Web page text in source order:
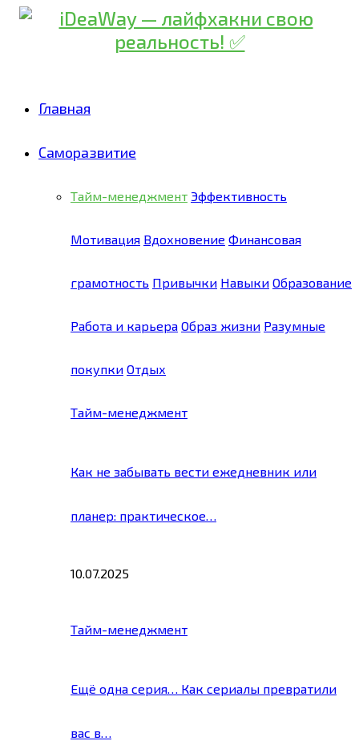
Главная
Саморазвитие
Тайм-менеджмент Эффективность
Мотивация Вдохновение Финансовая
грамотность Привычки Навыки Образование
Работа и карьера Образ жизни Разумные
покупки Отдых
Тайм-менеджмент
Как не забывать вести ежедневник или
планер: практическое…
10.07.2025
Тайм-менеджмент
Ещё одна серия… Как сериалы превратили
вас в…